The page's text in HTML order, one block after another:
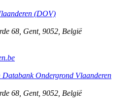
(DOV)
68 Gent, 9052 België
Ondergrond Vlaanderen
68 Gent, 9052 België